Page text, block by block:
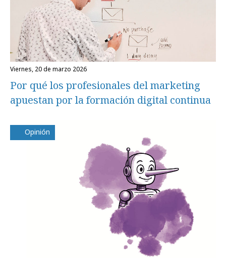
viernes, 20 de marzo 2026
Por qué los profesionales del marketing
apuestan por la formación digital continua
Opinión